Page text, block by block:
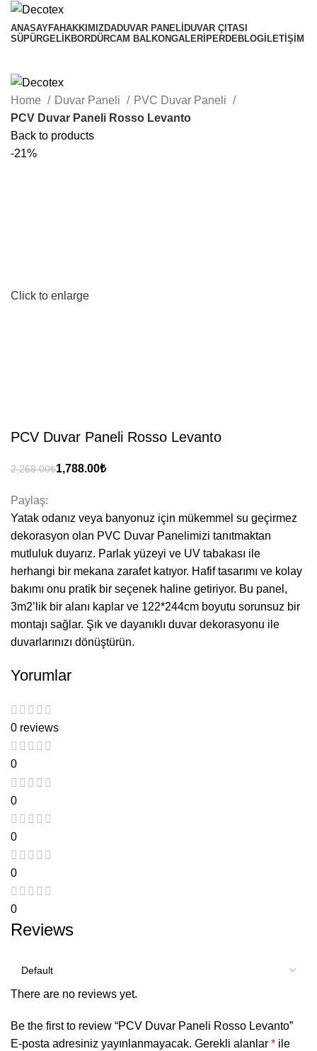
ANASAYFAHAKKIMIZDADUVAR PANELI DUVAR ÇITASI
SÜPÜRGELIKBORDÜRCAM BALKONGALERI PERDEBLOG İLETIŞIM
Home Duvar Paneli
PVC Duvar Paneli
PCV Duvar Paneli Rosso Levanto
Back to products
-21%
Click to enlarge
PCV Duvar Paneli Rosso Levanto
₺ ₺
Paylaş:
Yatak odanız veya banyonuz için mükemmel su geçirmez
dekorasyon olan PVC Duvar Panelimizi tanıtmaktan
mutluluk duyarız. Parlak yüzeyi ve UV tabakası ile
herhangi bir mekana zarafet katıyor. Hafif tasarımı ve kolay
bakımı onu pratik bir seçenek haline getiriyor. Bu panel,
3m2’lik bir alanı kaplar ve 122*244cm boyutu sorunsuz bir
montajı sağlar. Şık ve dayanıklı duvar dekorasyonu ile
duvarlarınızı dönüştürün.
Yorumlar
0 reviews
0
0
0
0
0
Reviews
There are no reviews yet.
Be the first to review “PCV Duvar Paneli Rosso Levanto”
E-posta adresiniz yayınlanmayacak. Gerekli alanlar * ile